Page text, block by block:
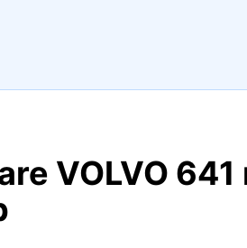
VOLVO 641